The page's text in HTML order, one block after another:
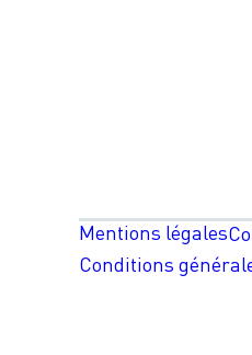
Mentions légales
Conditions